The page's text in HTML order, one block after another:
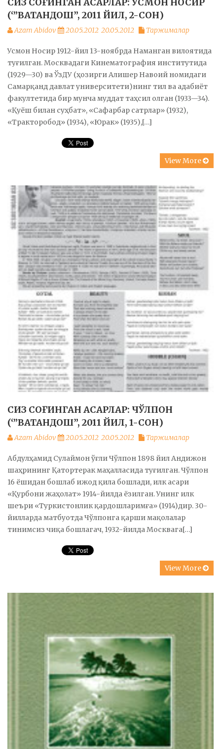
(‘”ВАТАНДОШ”, 2011 ЙИЛ, 2-СОН)
Azam Abidov 20.05.2012 20.05.2012 Таржималар
Усмон Носир 1912-йил 13-ноябрда Наманган вилоятида
туғилган. Москвадаги Кинематография институтида
(1929—30) ва ЎзДУ (ҳозирги Али­шер Навоий номидаги
Самарқанд давлат университети)нинг тил ва адабиёт
факултетида бир мунча муддат таҳсил олган (1933—34).
«Қуёш билан суҳбат», «Сафарбар сатрлар» (1932),
«Тракторобод» (1934), «Юрак» (1935),[…]
View More
СИЗ СОҒИНГАН АСАРЛАР: ЧЎЛПОН
(‘”ВАТАНДОШ”, 2011 ЙИЛ, 1-СОН)
Azam Abidov 20.05.2012 20.05.2012 Таржималар
Абдулҳамид Сулаймон ўғли Чўлпон 1898 йил Андижон
шаҳрининг Қатортерак маҳалласида туғилган. Чўлпон
16 ёшидан бошлаб ижод қила бошлади, илк асари
«Қурбони жаҳолат» 1914-йилда ёзилган. Унинг илк
шеъри «Туркистонлик қардошларимға» (1914)дир. 30-
йилларда матбуотда Чўлпонга қарши мақолалар
тинимсиз чиқа бошлагач, 1932-йилда Москвага[…]
View More